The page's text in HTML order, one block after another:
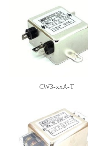
CW3-xxA-T